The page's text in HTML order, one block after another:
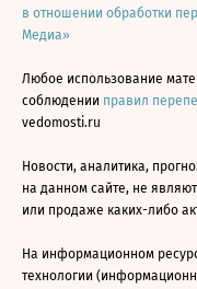
в отношении обработки
Медиа»
Любое использование
соблюдении правил
vedomosti.ru
Новости, аналитика,
на данном сайте, не
или продаже каких-либо
На информационном
технологии